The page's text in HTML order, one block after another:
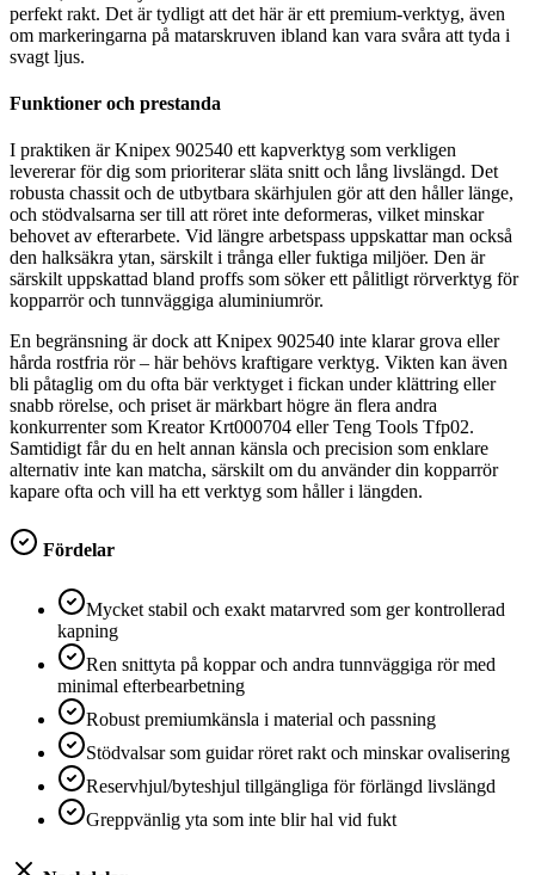
perfekt rakt. Det är tydligt att det här är ett premium-verktyg, även
om markeringarna på matarskruven ibland kan vara svåra att tyda i
svagt ljus.
Funktioner och prestanda
I praktiken är Knipex 902540 ett kapverktyg som verkligen
levererar för dig som prioriterar släta snitt och lång livslängd. Det
robusta chassit och de utbytbara skärhjulen gör att den håller länge,
och stödvalsarna ser till att röret inte deformeras, vilket minskar
behovet av efterarbete. Vid längre arbetspass uppskattar man också
den halksäkra ytan, särskilt i trånga eller fuktiga miljöer. Den är
särskilt uppskattad bland proffs som söker ett pålitligt rörverktyg för
kopparrör och tunnväggiga aluminiumrör.
En begränsning är dock att Knipex 902540 inte klarar grova eller
hårda rostfria rör – här behövs kraftigare verktyg. Vikten kan även
bli påtaglig om du ofta bär verktyget i fickan under klättring eller
snabb rörelse, och priset är märkbart högre än flera andra
konkurrenter som Kreator Krt000704 eller Teng Tools Tfp02.
Samtidigt får du en helt annan känsla och precision som enklare
alternativ inte kan matcha, särskilt om du använder din kopparrör
kapare ofta och vill ha ett verktyg som håller i längden.
Fördelar
Mycket stabil och exakt matarvred som ger kontrollerad
kapning
Ren snittyta på koppar och andra tunnväggiga rör med
minimal efterbearbetning
Robust premiumkänsla i material och passning
Stödvalsar som guidar röret rakt och minskar ovalisering
Reservhjul/byteshjul tillgängliga för förlängd livslängd
Greppvänlig yta som inte blir hal vid fukt